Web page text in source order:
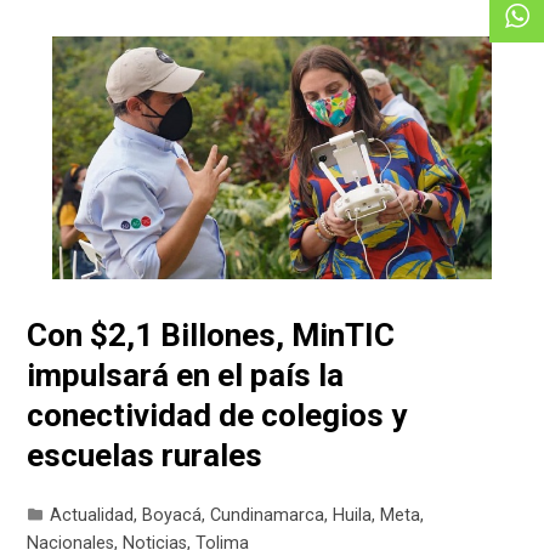
Con $2,1 Billones, MinTIC
impulsará en el país la
conectividad de colegios y
escuelas rurales
Actualidad, Boyacá,Cundinamarca, Huila, Meta,
Nacionales, Noticias,Tolima